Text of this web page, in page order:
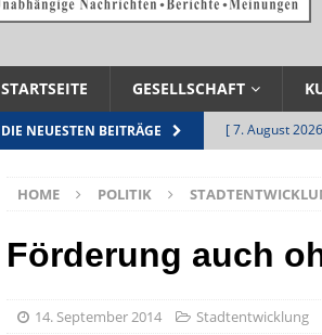
STARTSEITE GESELLSCHAFT
DIE NEUESTEN BEITRÄGE [ 7. August
[ 5. August
UNTERNEHMEN
Zementwerk
HOME POLITIK
Förderung auch
14. September 2014 Stadtentwicklung